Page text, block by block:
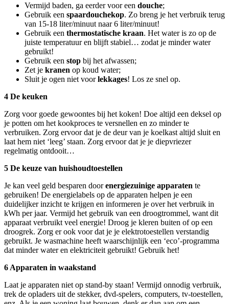
Vermijd baden, ga eerder voor een douche;
Gebruik een spaardouchekop. Zo breng je het verbruik terug
van 15-18 liter/minuut naar 6 liter/minuut!
Gebruik een thermostatische kraan. Het water is zo op de
juiste temperatuur en blijft stabiel… zodat je minder water
gebruikt!
Gebruik een stop bij het afwassen;
Zet je kranen op koud water;
Sluit je ogen niet voorlekkages! Los ze snel op.
4 De keuken
Zorg voor goede gewoontes bij het koken! Doe altijd een deksel op
je potten om het kookproces te versnellen en zo minder te
verbruiken. Zorg ervoor dat je de deur van je koelkast altijd sluit en
laat hem niet ‘leeg’ staan. Zorg ervoor dat je je diepvriezer
regelmatig ontdooit…
5 De keuze van huishoudtoestellen
Je kan veel geld besparen doorenergiezuinige apparaten te
gebruiken! De energielabels op de apparaten helpen je een
duidelijker inzicht te krijgen en informeren je over het verbruik in
kWh per jaar. Vermijd het gebruik van een droogtrommel, want dit
apparaat verbruikt veel energie! Droog je kleren buiten of op een
droogrek. Zorg er ook voor dat je je elektrotoestellen verstandig
gebruikt. Je wasmachine heeft waarschijnlijk een ‘eco’-programma
dat minder water en elektriciteit gebruikt! Gebruik het!
6 Apparaten in waakstand
Laat je apparaten niet op stand-by staan! Vermijd onnodig verbruik,
trek de opladers uit de stekker, dvd-spelers, computers, tv-toestellen,